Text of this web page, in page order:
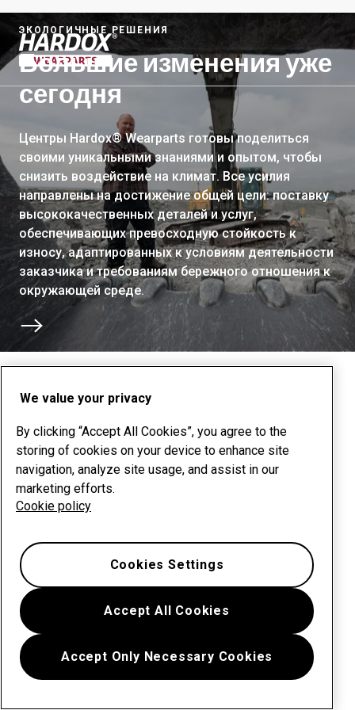
На главную страницу
ЭКОЛОГИЧНЫЕ РЕШЕНИЯ
Большие изменения уже
сегодня
Центры Hardox® Wearparts готовы поделиться
своими уникальными знаниями и опытом, чтобы
снизить воздействие на климат. Все усилия
направлены на достижение общей цели: поставку
высококачественных деталей и услуг,
обеспечивающих превосходную стойкость к
износу, адаптированных к условиям деятельности
заказчика и требованиям бережного отношения к
окружающей среде.
Далее к следующему разделу
We value your privacy
By clicking “Accept All Cookies”, you agree to the
storing of cookies on your device to enhance site
navigation, analyze site usage, and assist in our
marketing efforts.
Cookie policy
Accept All Cookies
Accept Only Necessary Cookies
Cookies Settings